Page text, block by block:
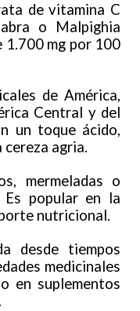
de vitamina C
o Malpighia
1.700 mg por 100
de América,
Central y del
un toque ácido,
agria.
mermeladas o
Es popular en la
nutricional.
desde tiempos
medicinales
en suplementos